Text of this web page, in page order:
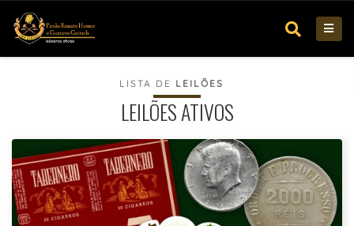
LISTA DE LEILÕES
LEILÕES ATIVOS